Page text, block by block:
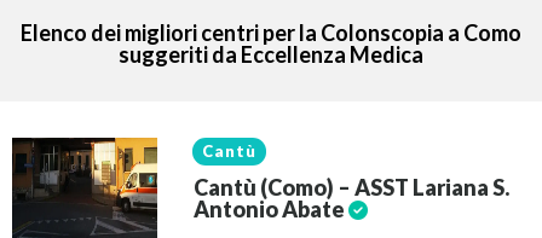
Elenco dei migliori centri per la Colonscopia a Como
suggeriti da Eccellenza Medica
Cantù
Cantù (Como) – ASST Lariana S.
Antonio Abate